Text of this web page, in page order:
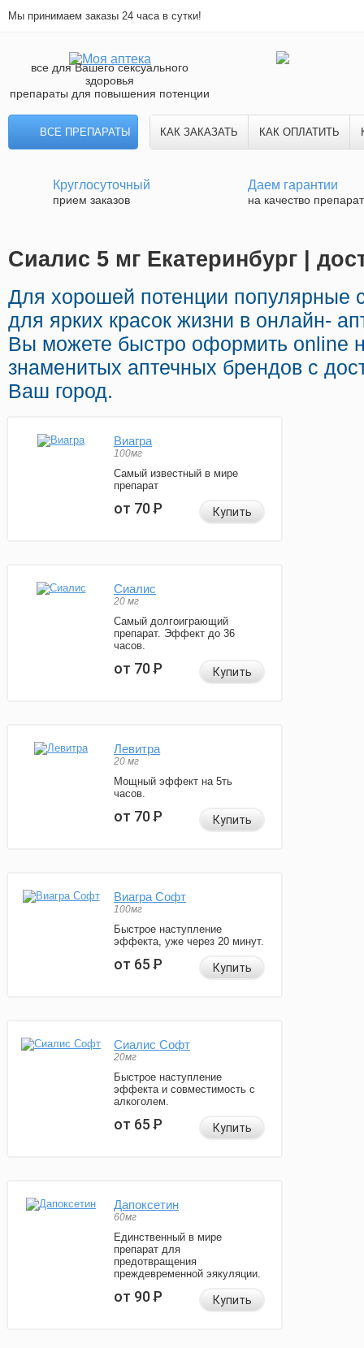
Мы принимаем заказы 24 часа в сутки!
все для Вашего сексуального
здоровья
препараты для повышения потенции
ВСЕ ПРЕПАРАТЫ КАК ЗАКАЗАТЬ КАК ОПЛАТИТЬ
Круглосуточный
прием заказов
Даем гарантии
на качество
Сиалис 5 мг Екатеринбург |
Для хорошей потенции популярные
для ярких красок жизни в онлайн-
Вы можете быстро оформить online
знаменитых аптечных брендов с
Ваш город.
Виагра
100мг
Самый известный в мире
препарат
от 70Р Купить
Сиалис
20 мг
Самый долгоиграющий
препарат. Эффект до 36
часов.
от 70Р Купить
Левитра
20 мг
Мощный эффект на 5ть
часов.
от 70Р Купить
Виагра Софт
100мг
Быстрое наступление
эффекта, уже через 20 минут.
от 65Р Купить
Сиалис Софт
20мг
Быстрое наступление
эффекта и совместимость с
алкоголем.
от 65Р Купить
Дапоксетин
60мг
Единственный в мире
препарат для
предотвращения
преждевременной эякуляции.
от 90Р Купить